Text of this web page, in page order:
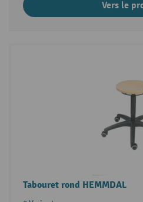
Vers le
Tabouret rond HEMMDAL